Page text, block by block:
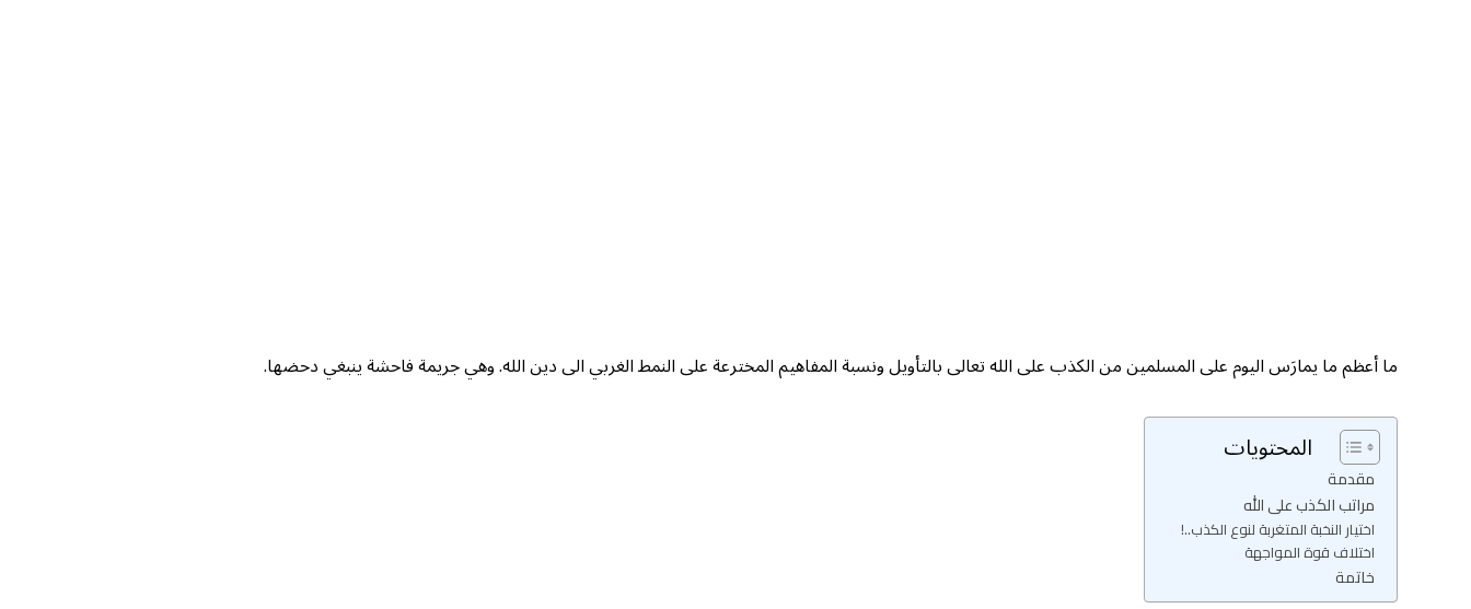
ما أعظم ما يمارَس اليوم على المسلمين من الكذب على الله تعالى بالتأويل ونسبة المفاهيم المخترعة على النمط الغربي الى دين الله. وهي جريمة فاحشة ينبغي دحضها.
المحتويات
مقدمة
مراتب الكذب على الله
اختيار النخبة المتغربة لنوع الكذب..!
اختلاف قوة المواجهة
خاتمة